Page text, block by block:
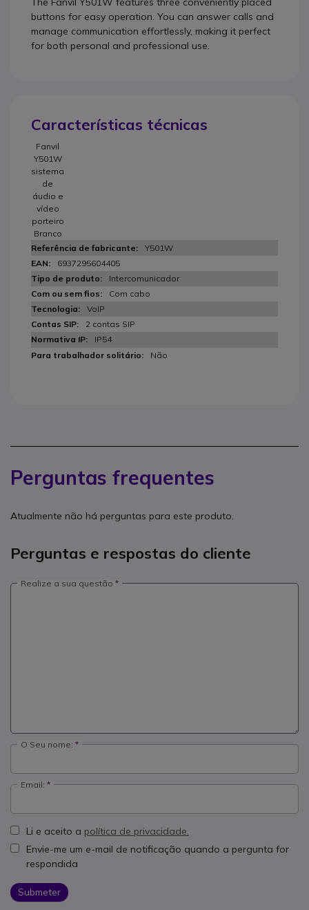
buttons for easy operation. You can answer calls and
manage communication effortlessly, making it perfect
for both personal and professional use.
Características técnicas
Fanvil
Y501W
sistema
de
áudio e
vídeo
porteiro
Branco
Y501W
6937295604405
Intercomunicador
Com cabo
VoIP
2 contas SIP
IP54
Não
Perguntas frequentes
Atualmente não há perguntas para este produto.
Perguntas e respostas do cliente
Realize a sua questão
O Seu nome:
Email:
Li e aceito a política de privacidade.
Envie-me um e-mail de notificação quando a pergunta for
respondida
Submeter